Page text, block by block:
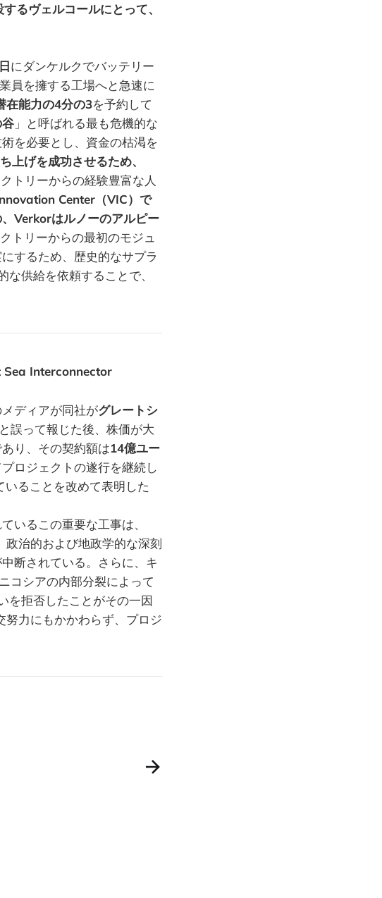
ヴェルコールにとって、
にダンケルクでバッテリー
員を擁する工場へと急速に
在能力の4分の3を予約して
」と呼ばれる最も危機的な
を必要とし、資金の枯渇を
上げを成功させるため、
トリーからの経験豊富な人
Center（VIC）で
Verkorはルノーのアルピー
トリーからの最初のモジュ
するため、歴史的なサプラ
供給を依頼することで、
Interconnector
ディアが同社がグレートシ
誤って報じた後、株価が大
り、その契約額は14億ユー
ロジェクトの遂行を継続し
ることを改めて表明した
いるこの重要な工事は、
治的および地政学的な深刻
断されている。さらに、キ
コシアの内部分裂によって
を拒否したことがその一因
努力にもかかわらず、プロジ